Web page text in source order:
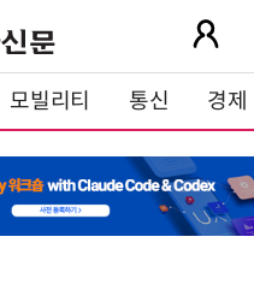
모빌리티 통신 경제